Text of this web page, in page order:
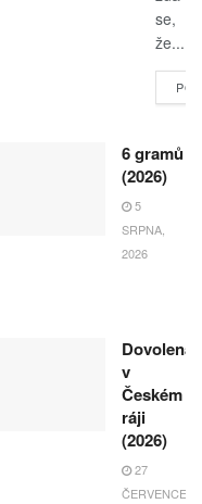
se,
že...
6 gramů
(2026)
5
SRPNA,
2026
Dovolená
v
Českém
ráji
(2026)
27
ČERVENCE,